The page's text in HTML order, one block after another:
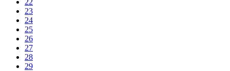
23
24
25
26
27
28
29